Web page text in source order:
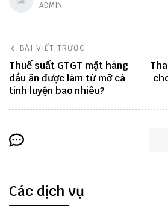
ADMIN
BÀI VIẾT TRƯỚC
Thuế suất GTGT mặt hàng
dầu ăn được làm từ mỡ cá
tinh luyện bao nhiêu?
Các dịch vụ